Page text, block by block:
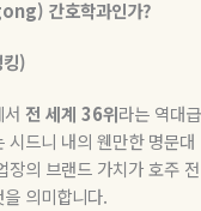
간호학과인가?
)
전세계 36위라는 역대급
시드니 내의 웬만한 명문대
장의 브랜드 가치가 호주 전
의미합니다.